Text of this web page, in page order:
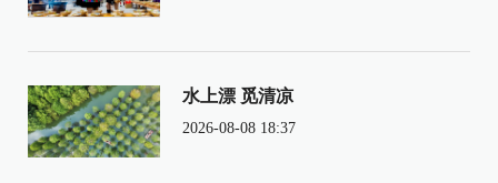
水上漂 觅清凉
2026-08-08 18:37